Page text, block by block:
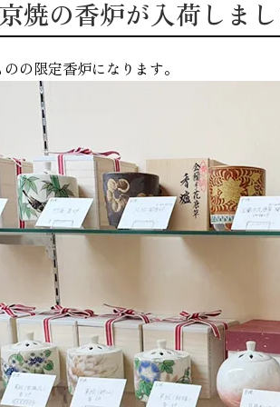
焼の香炉が入荷しま
の限定香炉になります。